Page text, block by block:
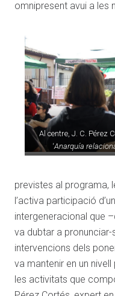
omnipresent avui a les
Al centre, J. C. Pérez
‘Anarquía
previstes al programa,
l’activa participació
intergeneracional que
va dubtar a
intervencions dels
va mantenir en un
les activitats que